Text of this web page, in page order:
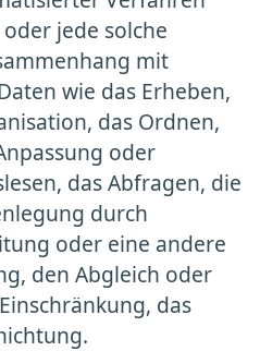
jede solche
mit
wie das Erheben,
das Ordnen,
oder
das Abfragen, die
durch
oder eine andere
den Abgleich oder
das